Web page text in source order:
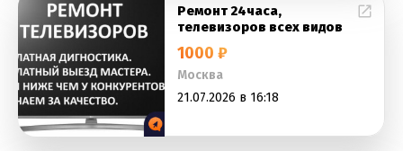
Ремонт 24часа,
телевизоров всех видов
1000 ₽
Москва
21.07.2026 в 16:18